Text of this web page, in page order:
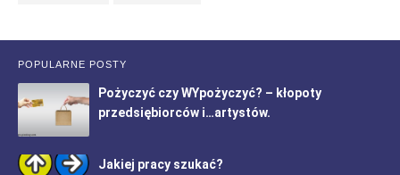
POPULARNE POSTY
Pożyczyć czy WYpożyczyć? – kłopoty
przedsiębiorców i…artystów.
Jakiej pracy szukać?